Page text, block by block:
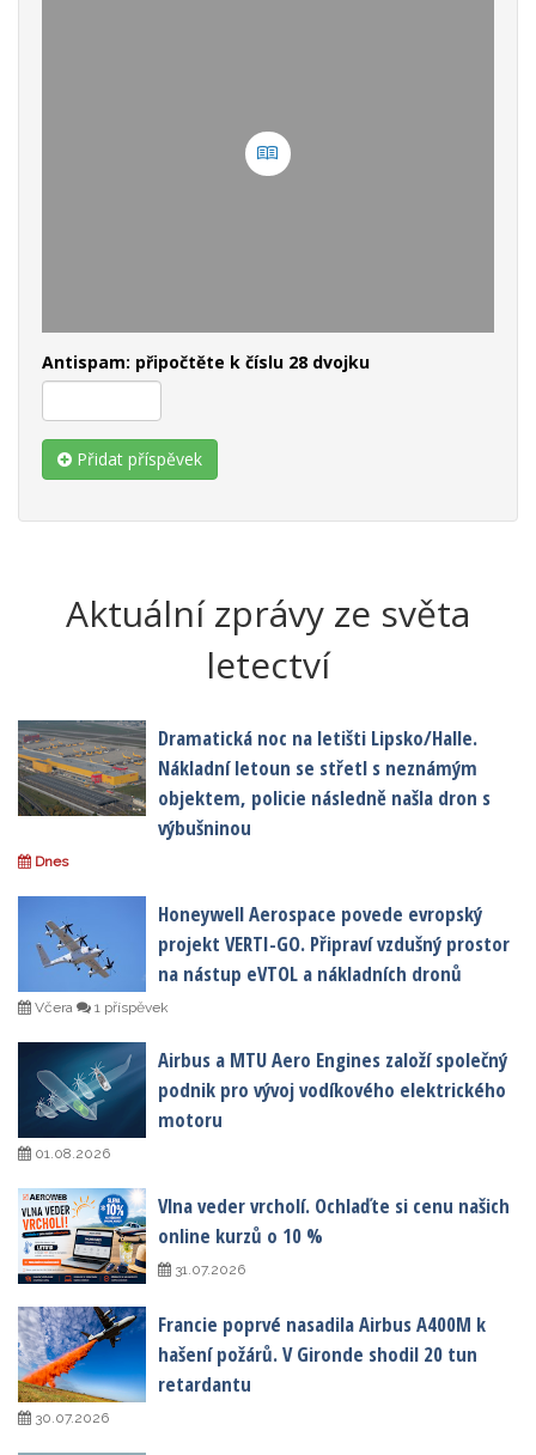
Antispam: připočtěte k číslu 28 dvojku
Přidat příspěvek
Aktuální zprávy ze světa
letectví
Dramatická noc na letišti Lipsko/Halle.
Nákladní letoun se střetl s neznámým
objektem, policie následně našla dron s
výbušninou
Dnes
Honeywell Aerospace povede evropský
projekt VERTI-GO. Připraví vzdušný prostor
na nástup eVTOL a nákladních dronů
Včera 1 příspěvek
Airbus a MTU Aero Engines založí společný
podnik pro vývoj vodíkového elektrického
motoru
01.08.2026
Vlna veder vrcholí. Ochlaďte si cenu našich
online kurzů o 10 %
31.07.2026
Francie poprvé nasadila Airbus A400M k
hašení požárů. V Gironde shodil 20 tun
retardantu
30.07.2026